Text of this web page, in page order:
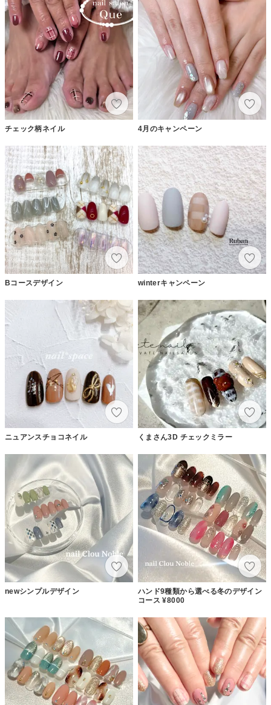
チェック柄ネイル 4月のキャンペーン
Bコースデザイン winterキャンペーン
ニュアンスチョコネイル くまさん3D チェックミラー
newシンプルデザイン
ハンド9種類から選べる冬のデザイン
コース ¥8000